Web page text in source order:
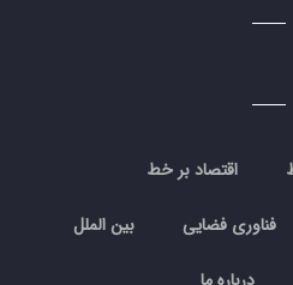
اقتصاد بر خط
فناوری فضایی بین الملل